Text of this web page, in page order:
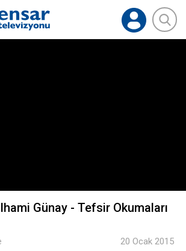
Günay - Tefsir Okumaları
20 Ocak 2015